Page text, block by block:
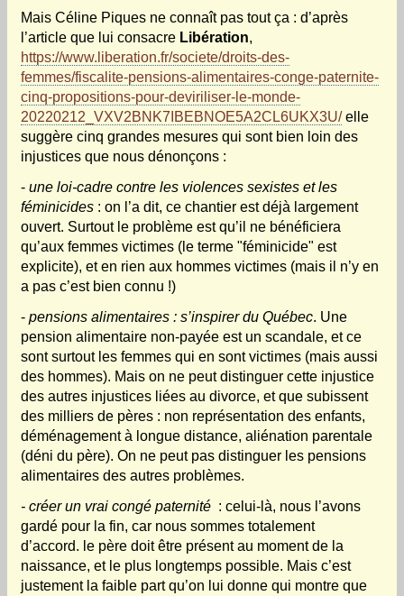
Mais Céline Piques ne connaît pas tout ça : d’après
l’article que lui consacre Libération,
https://www.liberation.fr/societe/droits-des-
femmes/fiscalite-pensions-alimentaires-conge-paternite-
cinq-propositions-pour-deviriliser-le-monde-
20220212_VXV2BNK7IBEBNOE5A2CL6UKX3U/elle
suggère cinq grandes mesures qui sont bien loin des
injustices que nous dénonçons :
- une loi-cadre contre les violences sexistes et les
féminicides : on l’a dit, ce chantier est déjà largement
ouvert. Surtout le problème est qu’il ne bénéficiera
qu’aux femmes victimes (le terme "féminicide" est
explicite), et en rien aux hommes victimes (mais il n’y en
a pas c’est bien connu !)
- pensions alimentaires : s’inspirer du Québec. Une
pension alimentaire non-payée est un scandale, et ce
sont surtout les femmes qui en sont victimes (mais aussi
des hommes). Mais on ne peut distinguer cette injustice
des autres injustices liées au divorce, et que subissent
des milliers de pères : non représentation des enfants,
déménagement à longue distance, aliénation parentale
(déni du père). On ne peut pas distinguer les pensions
alimentaires des autres problèmes.
- créer un vrai congé paternité : celui-là, nous l’avons
gardé pour la fin, car nous sommes totalement
d’accord. le père doit être présent au moment de la
naissance, et le plus longtemps possible. Mais c’est
justement la faible part qu’on lui donne qui montre que